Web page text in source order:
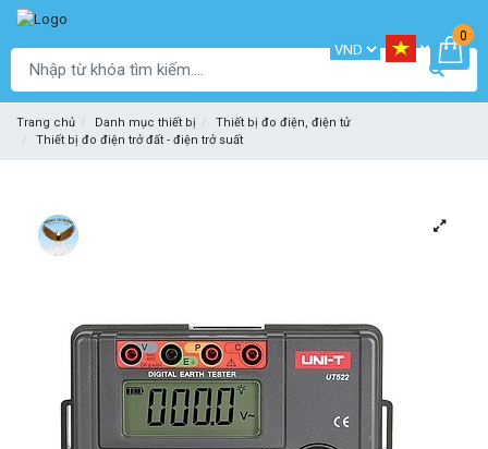
0
Trang chủ Danh mục thiết bị
Thiết bị đo điện, điện tử
Thiết bị đo điện trở đất - điện trở suất